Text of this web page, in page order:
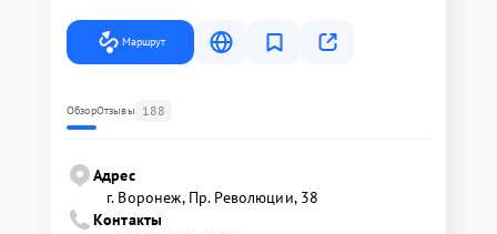
Маршрут
ОбзорОтзывы 188
Адрес
г. Воронеж, Пр. Революции, 38
Контакты